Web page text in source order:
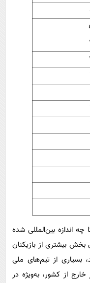
اندازه بین‌المللی شده
بیشتری از بازیکنان
بسیاری از تیم‌های ملی
خارج از کشور، به‌ویژه در